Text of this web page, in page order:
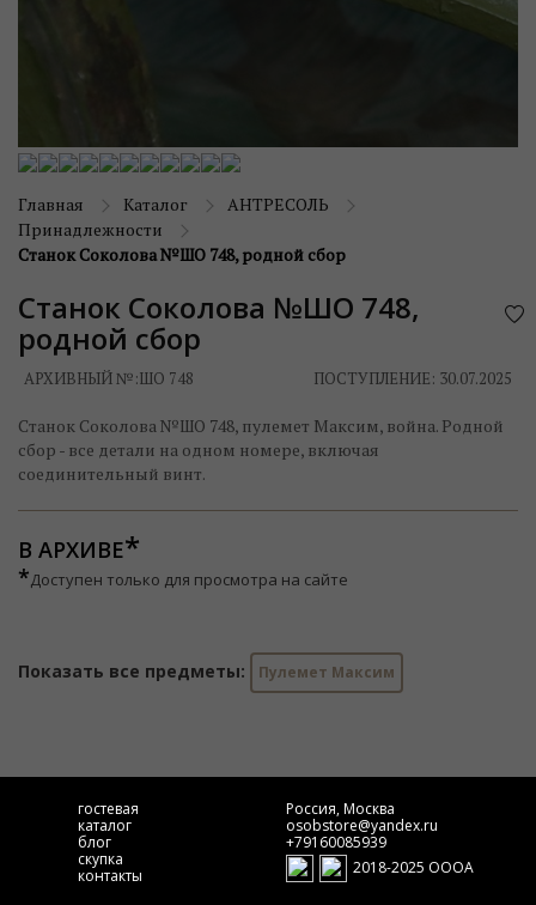
Главная Каталог
АНТРЕСОЛЬ
Принадлежности
Станок Соколова №ШО 748, родной сбор
Станок Соколова №ШО 748,
родной сбор
АРХИВНЫЙ №:ШО 748 ПОСТУПЛЕНИЕ: 30.07.2025
Станок Соколова №ШО 748, пулемет Максим, война. Родной
сбор - все детали на одном номере, включая
соединительный винт.
В АРХИВЕ
*Доступен только для просмотра на сайте
Показать все предметы: Пулемет Максим
гостевая
каталог
блог
скупка
контакты
Россия, Москва
osobstore@yandex.ru
+79160085939
2018-2025 ОООА